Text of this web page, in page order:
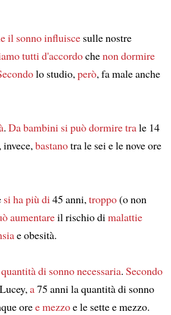
il sonnoinfluiscesulle nostre
tutti d'accordochenon dormire
lo studio,però, fa male anche
. Da bambini si può dormiretrale 14
invece,bastanotra le sei e le nove ore
si hapiù di45 anni,troppo(o non
aumentareil rischio dimalattie
e obesità.
di sonnonecessaria. Secondo
a75 anni la quantità di sonno
oree mezzoe le sette e mezzo.